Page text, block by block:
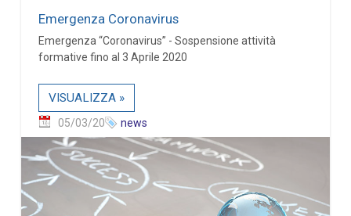
Emergenza Coronavirus
Emergenza “Coronavirus” - Sospensione attività
formative fino al 3 Aprile 2020
VISUALIZZA »
05/03/20 news